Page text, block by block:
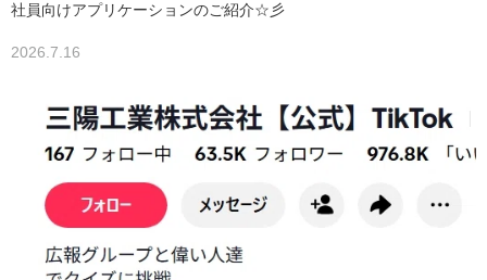
社員向けアプリケーションのご紹介☆彡
2026.7.16